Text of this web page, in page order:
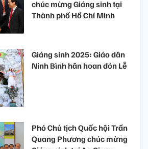
chúc mừng Giáng sinh tại
Thành phố Hồ Chí Minh
Giáng sinh 2025: Giáo dân
Ninh Bình hân hoan đón Lễ
Phó Chủ tịch Quốc hội Trần
Quang Phương chúc mừng